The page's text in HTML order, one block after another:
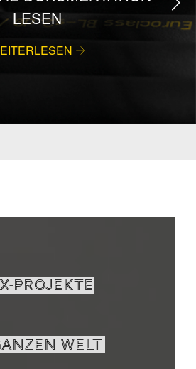
LESEN
PROJEKTE
WELT